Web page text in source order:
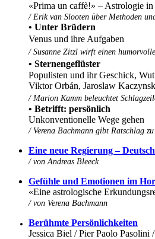
«Prima un caffè!» – Astrologie in
/ Erik van Slooten über Methoden
• Unter Brüdern
Venus und ihre Aufgaben
/ Susanne Zitzl wirft einen
• Sternengeflüster
Populisten und ihr Geschick,
Viktor Orbán, Jaroslaw
/ Marion Kamm beleuchtet
• Betrifft: persönlich
Unkonventionelle Wege gehen
/ Verena Bachmann gibt Ratschlag
Eine neue Regierung –
/ vonAndreas Bleeck
Gefühle und Emotionen im
«Eine astrologische
/ von Verena Bachmann
Berühmte Persönlichkeiten
Jessica Biel / Pier Paolo